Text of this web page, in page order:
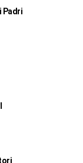
Padri